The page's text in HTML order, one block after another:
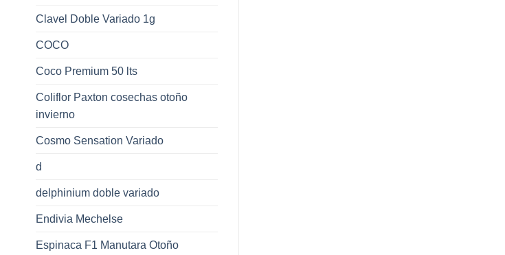
Clavel Doble Variado 1g
COCO
Coco Premium 50 lts
Coliflor Paxton cosechas otoño
invierno
Cosmo Sensation Variado
d
delphinium doble variado
Endivia Mechelse
Espinaca F1 Manutara Otoño